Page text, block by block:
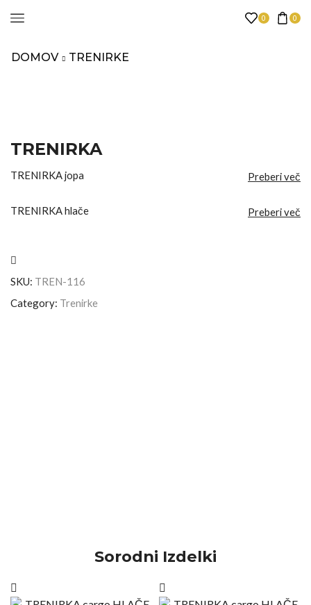
0 0
DOMOV TRENIRKE
TRENIRKA
TRENIRKA jopa Preberi več
TRENIRKA hlače Preberi več
SKU: TREN-116
Category: Trenirke
Sorodni Izdelki